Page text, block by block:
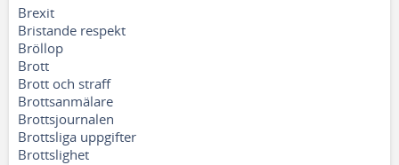
Brexit
Bristande respekt
Bröllop
Brott
Brott och straff
Brottsanmälare
Brottsjournalen
Brottsliga uppgifter
Brottslighet